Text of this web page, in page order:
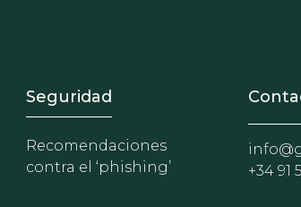
con nosotros
Footer - Extranet y
Seguridad
Recomendaciones
contra el ‘phishing’
+34 91